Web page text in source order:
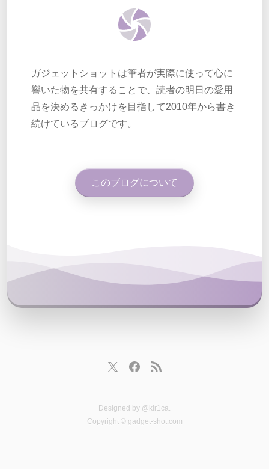
ガジェットショットは筆者が実際に使って心に
響いた物を共有することで、読者の明日の愛用
品を決めるきっかけを目指して2010年から書き
続けているブログです。
このブログについて
Designed by @kir1ca.
Copyright © gadget-shot.com